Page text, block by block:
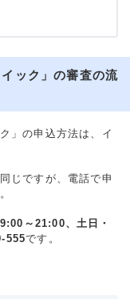
ック」の審査の流
」の申込方法は、イ
じですが、電話で申
～21:00、土日・
555です。